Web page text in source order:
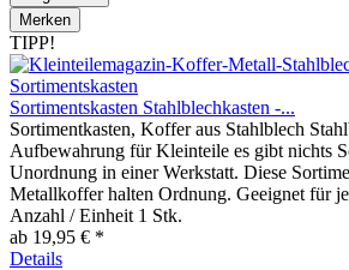
Merken
TIPP!
Sortimentskasten Stahlblechkasten -...
Sortimentkasten, Koffer aus Stahlblech
Aufbewahrung für Kleinteile es gibt nichts
Unordnung in einer Werkstatt. Diese
Metallkoffer halten Ordnung. Geeignet für
Anzahl / Einheit 1 Stk.
ab 19,95 € *
Details